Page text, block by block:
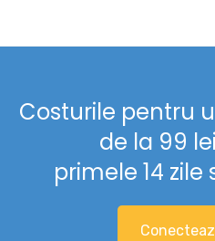
Costurile pentru
de la 99
primele 14